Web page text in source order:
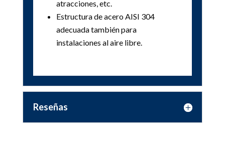
atracciones, etc.
Estructura de acero AISI 304
adecuada también para
instalaciones al aire libre.
Reseñas